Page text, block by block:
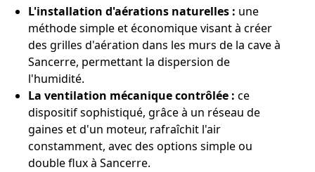
L'installation d'aérations naturelles : une
méthode simple et économique visant à créer
des grilles d'aération dans les murs de la cave à
Sancerre, permettant la dispersion de
l'humidité.
La ventilation mécanique contrôlée : ce
dispositif sophistiqué, grâce à un réseau de
gaines et d'un moteur, rafraîchit l'air
constamment, avec des options simple ou
double flux à Sancerre.